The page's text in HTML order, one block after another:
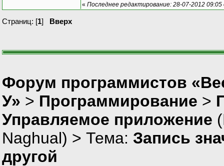
« Последнее редактирование: 28-07-2012
Страниц: [1] Вверх
Форум программистов
У» > Программирование >
Управляемое приложение
Naghual) > Тема: Запись
другой